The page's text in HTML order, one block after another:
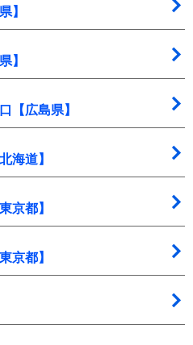
】
】
【広島県】
海道】
京都】
京都】